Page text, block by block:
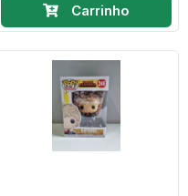
Carrinho